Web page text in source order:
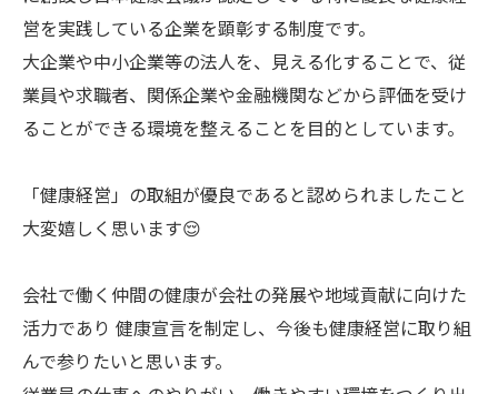
営を実践している企業を顕彰する制度です。
大企業や中小企業等の法人を、見える化することで、従
業員や求職者、関係企業や金融機関などから評価を受け
ることができる環境を整えることを目的としています。
「健康経営」の取組が優良であると認められましたこと
大変嬉しく思います😌
会社で働く仲間の健康が会社の発展や地域貢献に向けた
活力であり 健康宣言を制定し、今後も健康経営に取り組
んで参りたいと思います。